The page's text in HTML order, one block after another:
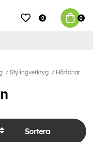
0 0
Stylingverktyg Hårfönar
Sortera